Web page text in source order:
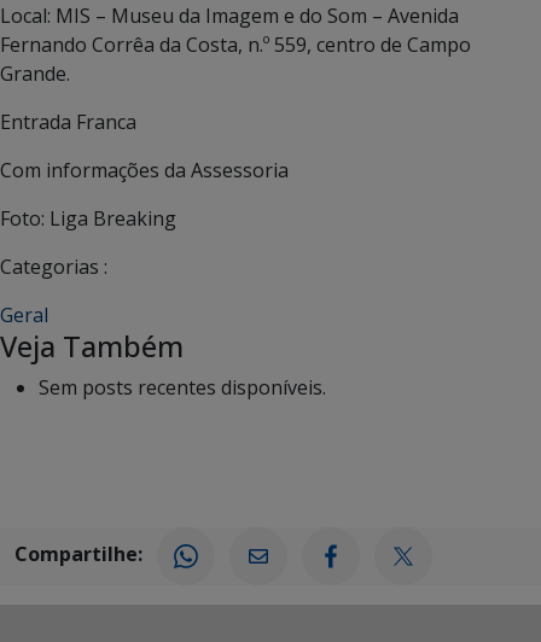
Local: MIS – Museu da Imagem e do Som – Avenida
Fernando Corrêa da Costa, n.º 559, centro de Campo
Grande.
Entrada Franca
Com informações da Assessoria
Foto: Liga Breaking
Categorias :
Geral
Veja Também
Sem posts recentes disponíveis.
Compartilhe: